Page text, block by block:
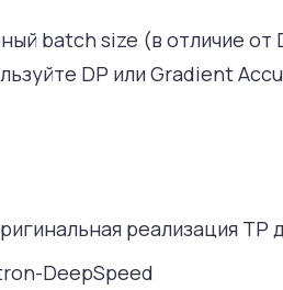
batch size (в отличие от
DP или Gradient
реализация TP
DeepSpeed